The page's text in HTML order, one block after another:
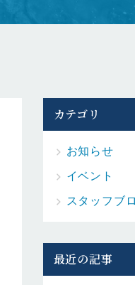
カテゴリ
お知らせ
イベント
スタッフブ
最近の記事